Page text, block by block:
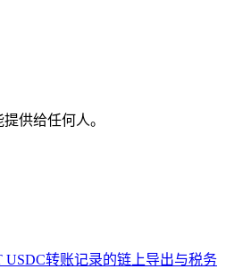
供给任何人。
USDC转账记录的链上导出与税务